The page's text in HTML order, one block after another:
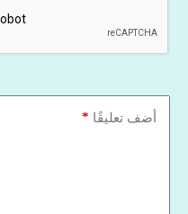
أضف تعليقًا *